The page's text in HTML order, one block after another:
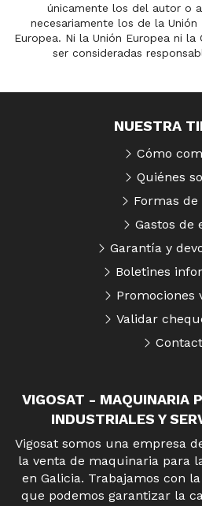
únicamente los del autor o
necesariamente los de la Unión
Europea. Ni la Unión Europea ni la
ser consideradas
VIGOSAT - MAQUINARIA
INDUSTRIALES Y
Vigosat somos una empresa
la venta de maquinaria para
en Galicia. Trabajamos con
que podemos garantizar la
NUESTRA
Cómo
Quiénes
Formas de
Gastos de
Garantía y
Boletines
Promociones
Validar